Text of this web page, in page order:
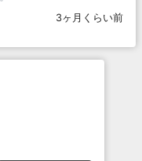
3ヶ月くらい前